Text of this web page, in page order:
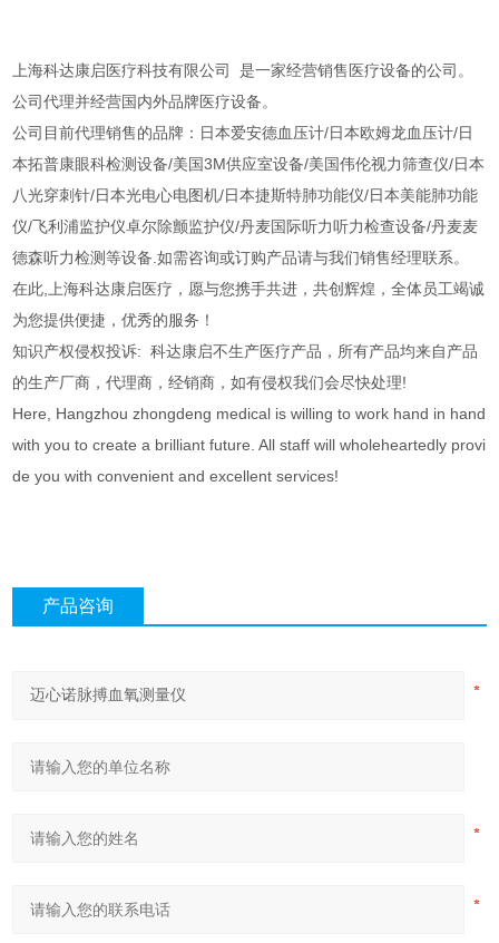
上海科达康启医疗科技有限公司 是一家经营销售医疗设备的公司。
公司代理并经营国内外品牌医疗设备。
公司目前代理销售的品牌：日本爱安德血压计/日本欧姆龙血压计/日
本拓普康眼科检测设备/美国3M供应室设备/美国伟伦视力筛查仪/日本
八光穿刺针/日本光电心电图机/日本捷斯特肺功能仪/日本美能肺功能
仪/飞利浦监护仪卓尔除颤监护仪/丹麦国际听力听力检查设备/丹麦麦
德森听力检测等设备.如需咨询或订购产品请与我们销售经理联系。
在此,上海科达康启医疗，愿与您携手共进，共创辉煌，全体员工竭诚
为您提供便捷，优秀的服务！
知识产权侵权投诉: 科达康启不生产医疗产品，所有产品均来自产品
的生产厂商，代理商，经销商，如有侵权我们会尽快处理!
Here, Hangzhou zhongdeng medical is willing to work hand in hand
with you to create a brilliant future. All staff will wholeheartedly provi
de you with convenient and excellent services!
产品咨询